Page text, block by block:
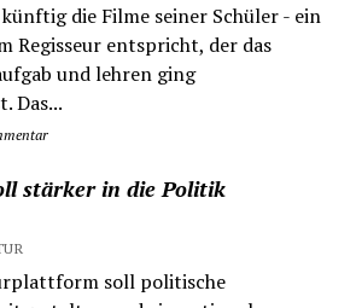
die Filme seiner Schüler - ein
Regisseur entspricht, der das
und lehren ging
Das...
stärker in die Politik
soll politische